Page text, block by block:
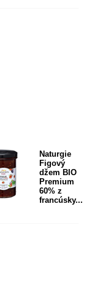
Naturgie
Figový
džem BIO
Premium
60% z
francúsky...